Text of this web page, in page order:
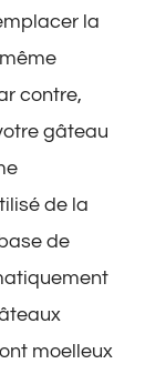
la
contre,
gâteau
de la
de
moelleux